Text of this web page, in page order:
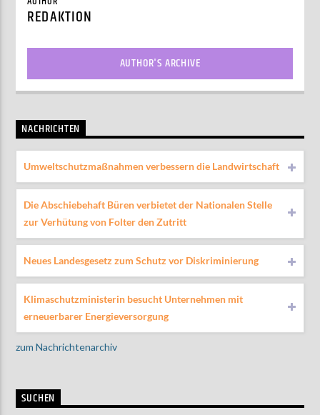
REDAKTION
AUTHOR'S ARCHIVE
NACHRICHTEN
Umweltschutzmaßnahmen verbessern die Landwirtschaft
Die Abschiebehaft Büren verbietet der Nationalen Stelle
zur Verhütung von Folter den Zutritt
Neues Landesgesetz zum Schutz vor Diskriminierung
Klimaschutzministerin besucht Unternehmen mit
erneuerbarer Energieversorgung
zum Nachrichtenarchiv
SUCHEN